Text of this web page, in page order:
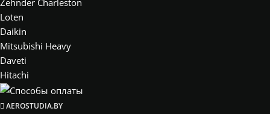
Loten
Daikin
Mitsubishi Heavy
Daveti
Hitachi
AEROSTUDIA.BY